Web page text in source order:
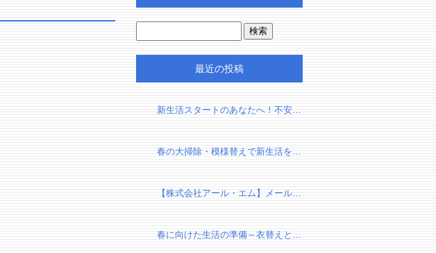
最近の投稿
新生活スタートのあなたへ！不安を自信に変える、新しい環境での過ごし方
春の大掃除・模様替えで新生活を気持ちよくスタートしよう！
【株式会社アール・エム】メール設定確認のお願い（有限会社千葉リフォーム様）
春に向けた生活の準備～衣替えと断捨離で心身をリセット～